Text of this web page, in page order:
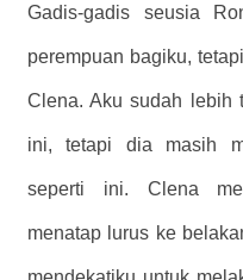
Gadis-gadis seusia
perempuan bagiku,
Clena. Aku sudah lebih
ini, tetapi dia masih
seperti ini. Clena
menatap lurus ke